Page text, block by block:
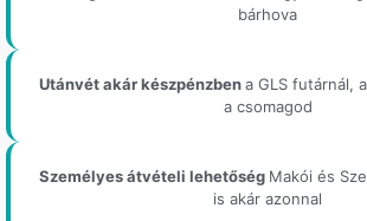
bárhova
Utánvét akár készpénzbena GLS futárnál,
a csomagod
Személyes átvételi lehetőség Makói és
is akár azonnal